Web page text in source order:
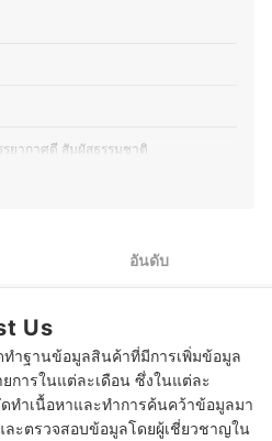
ยังให้ความสำคัญกับการเจาะลึกใน
รเลือก ไปจนถึงข้อควรรู้ก่อนตัดสินใจซื้อ
คำแนะนำที่กระชับ เข้าใจง่าย และตอบ
รรณาธิการ mybest Thailand
ยากาศดี สัมผัสธรรมชาติ
ริมน้ำ ได้ใส่บาตรตอนเช้า ดูหิ่งห้อย
อันดับ
Us
ทำฐานข้อมูลสินค้าที่มีการเพิ่มข้อมูล
การในแต่ละเดือน ซึ่งในแต่ละ
ทำเนื้อหาและทำการค้นคว้าข้อมูลมา
ละตรวจสอบข้อมูลโดยผู้เชี่ยวชาญใน